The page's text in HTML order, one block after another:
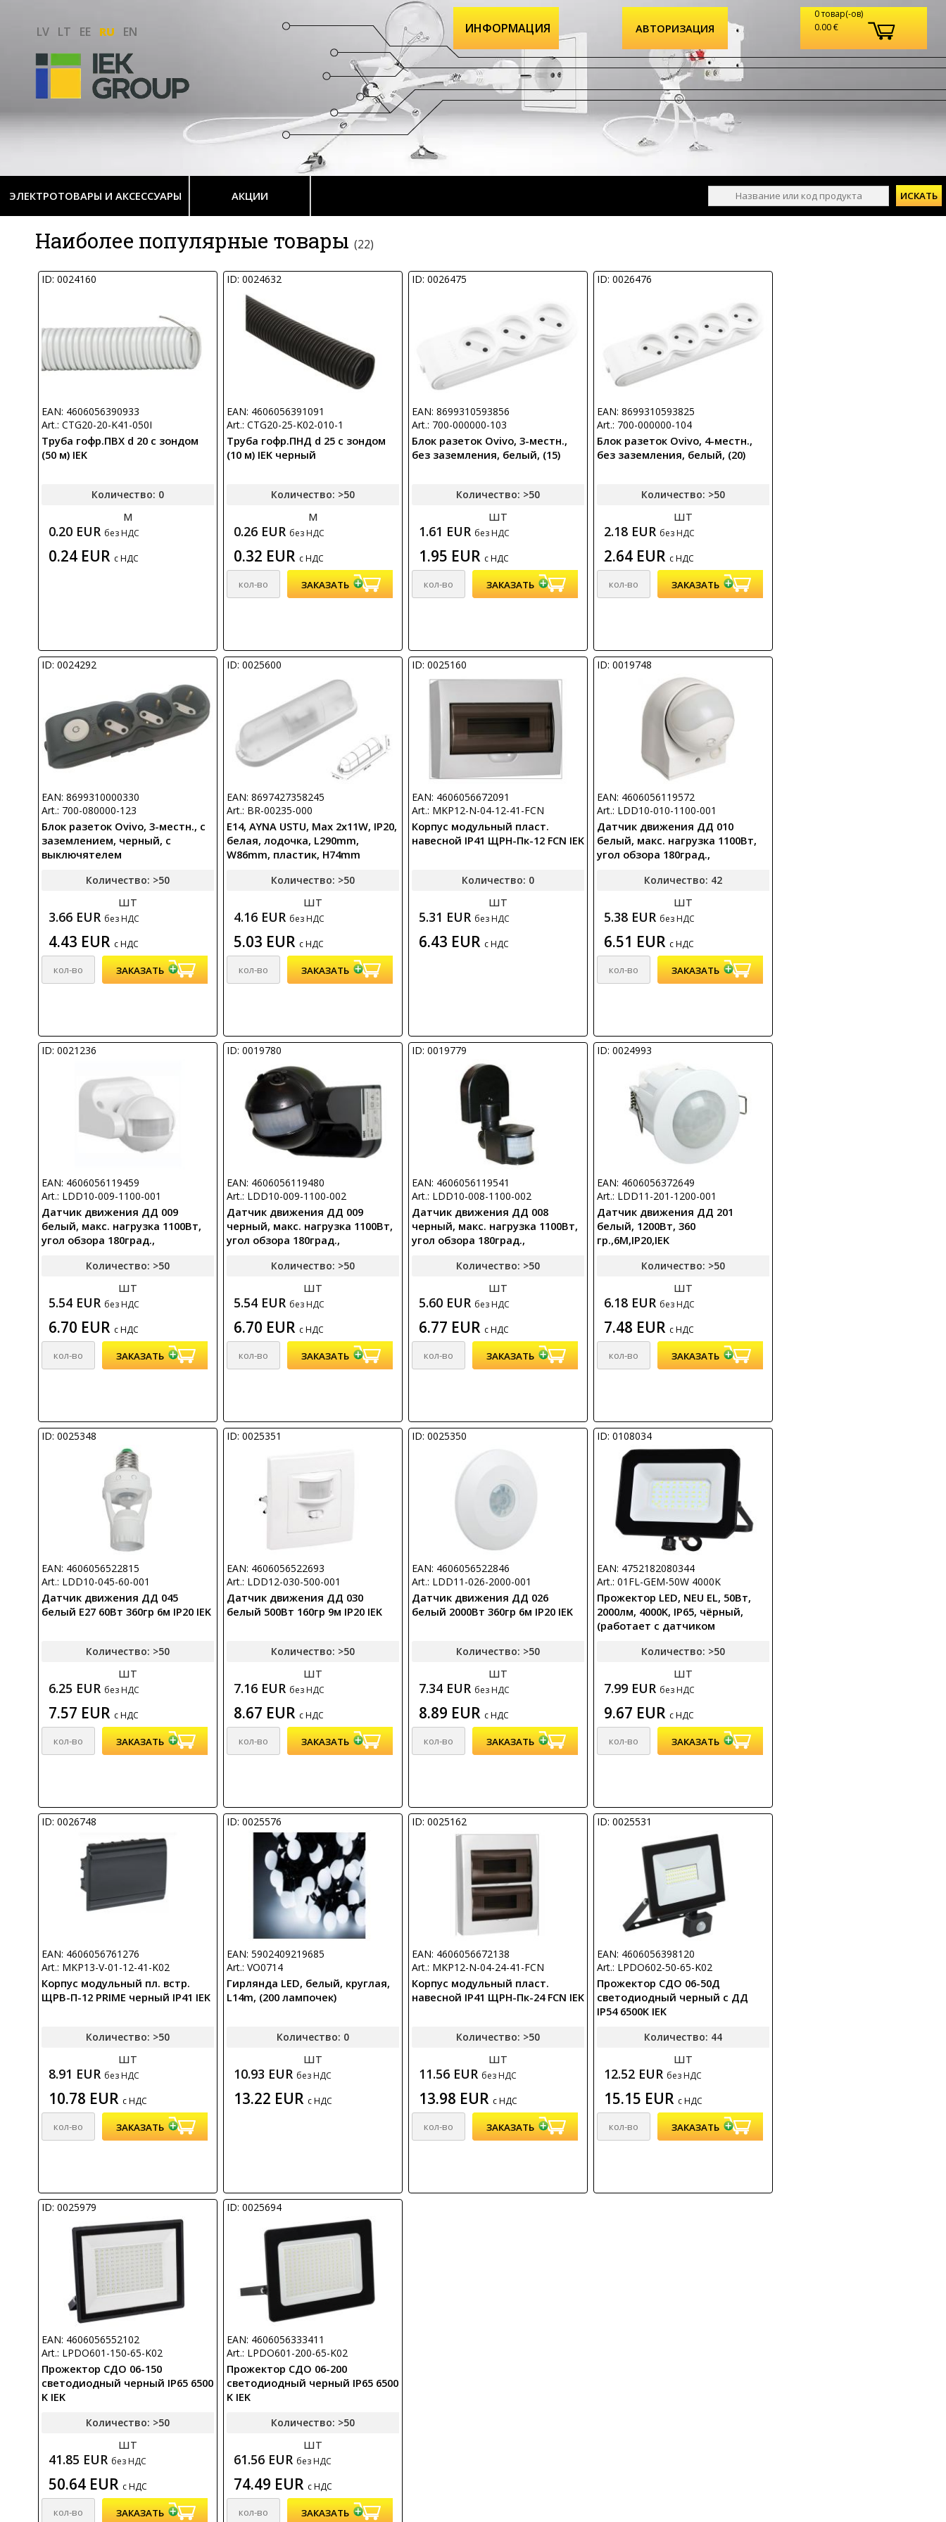
ИНФОРМАЦИЯ
0 товар(-ов)
0.00 €
АВТОРИЗАЦИЯ
LV LT EE RU EN
ЭЛЕКТРОТОВАРЫ И АКСЕССУАРЫ АКЦИИ
Наиболее популярные товары (22)
ID: 0024160
EAN: 4606056390933
Art.: CTG20-20-K41-050I
Труба гофр.ПВХ d 20 с зондом
(50 м) IEK
Количество: 0
м
0.20 EUR без НДС
0.24 EUR с НДС
ID: 0024632
EAN: 4606056391091
Art.: CTG20-25-K02-010-1
Труба гофр.ПНД d 25 с зондом
(10 м) IEK черный
Количество: >50
м
0.26 EUR без НДС
0.32 EUR с НДС
ID: 0026475
EAN: 8699310593856
Art.: 700-000000-103
Блок разеток Ovivo, 3-местн.,
без заземления, белый, (15)
Количество: >50
шт
1.61 EUR без НДС
1.95 EUR с НДС
ID: 0026476
EAN: 8699310593825
Art.: 700-000000-104
Блок разеток Ovivo, 4-местн.,
без заземления, белый, (20)
Количество: >50
шт
2.18 EUR без НДС
2.64 EUR с НДС
ID: 0024292
EAN: 8699310000330
Art.: 700-080000-123
Блок разеток Ovivo, 3-местн., с
заземлением, черный, с
выключятелем
Количество: >50
шт
3.66 EUR без НДС
4.43 EUR с НДС
ID: 0025600
EAN: 8697427358245
Art.: BR-00235-000
E14, AYNA USTU, Max 2x11W, IP20,
белая, лодочка, L290mm,
W86mm, пластик, H74mm
Количество: >50
шт
4.16 EUR без НДС
5.03 EUR с НДС
ID: 0025160
EAN: 4606056672091
Art.: MKP12-N-04-12-41-FCN
Корпус модульный пласт.
навесной IP41 ЩРН-Пк-12 FCN IEK
Количество: 0
шт
5.31 EUR без НДС
6.43 EUR с НДС
ID: 0019748
EAN: 4606056119572
Art.: LDD10-010-1100-001
Датчик движения ДД 010
белый, макс. нагрузка 1100Вт,
угол обзора 180град.,
Количество: 42
шт
5.38 EUR без НДС
6.51 EUR с НДС
ID: 0021236
EAN: 4606056119459
Art.: LDD10-009-1100-001
Датчик движения ДД 009
белый, макс. нагрузка 1100Вт,
угол обзора 180град.,
Количество: >50
шт
5.54 EUR без НДС
6.70 EUR с НДС
ID: 0019780
EAN: 4606056119480
Art.: LDD10-009-1100-002
Датчик движения ДД 009
черный, макс. нагрузка 1100Вт,
угол обзора 180град.,
Количество: >50
шт
5.54 EUR без НДС
6.70 EUR с НДС
ID: 0019779
EAN: 4606056119541
Art.: LDD10-008-1100-002
Датчик движения ДД 008
черный, макс. нагрузка 1100Вт,
угол обзора 180град.,
Количество: >50
шт
5.60 EUR без НДС
6.77 EUR с НДС
ID: 0024993
EAN: 4606056372649
Art.: LDD11-201-1200-001
Датчик движения ДД 201
белый, 1200Вт, 360
гр.,6М,IP20,IEK
Количество: >50
шт
6.18 EUR без НДС
7.48 EUR с НДС
ID: 0025348
EAN: 4606056522815
Art.: LDD10-045-60-001
Датчик движения ДД 045
белый E27 60Вт 360гр 6м IP20 IEK
Количество: >50
шт
6.25 EUR без НДС
7.57 EUR с НДС
ID: 0025351
EAN: 4606056522693
Art.: LDD12-030-500-001
Датчик движения ДД 030
белый 500Вт 160гр 9м IP20 IEK
Количество: >50
шт
7.16 EUR без НДС
8.67 EUR с НДС
ID: 0025350
EAN: 4606056522846
Art.: LDD11-026-2000-001
Датчик движения ДД 026
белый 2000Вт 360гр 6м IP20 IEK
Количество: >50
шт
7.34 EUR без НДС
8.89 EUR с НДС
ID: 0108034
EAN: 4752182080344
Art.: 01FL-GEM-50W 4000K
Прожектор LED, NEU EL, 50Вт,
2000лм, 4000K, IP65, чёрный,
(работает с датчиком
Количество: >50
шт
7.99 EUR без НДС
9.67 EUR с НДС
ID: 0026748
EAN: 4606056761276
Art.: MKP13-V-01-12-41-K02
Корпус модульный пл. встр.
ЩРВ-П-12 PRIME черный IP41 IEK
Количество: >50
шт
8.91 EUR без НДС
10.78 EUR с НДС
ID: 0025576
EAN: 5902409219685
Art.: VO0714
Гирлянда LED, белый, круглая,
L14m, (200 лампочек)
Количество: 0
шт
10.93 EUR без НДС
13.22 EUR с НДС
ID: 0025162
EAN: 4606056672138
Art.: MKP12-N-04-24-41-FCN
Корпус модульный пласт.
навесной IP41 ЩРН-Пк-24 FCN IEK
Количество: >50
шт
11.56 EUR без НДС
13.98 EUR с НДС
ID: 0025531
EAN: 4606056398120
Art.: LPDO602-50-65-K02
Прожектор СДО 06-50Д
светодиодный черный с ДД
IP54 6500K IEK
Количество: 44
шт
12.52 EUR без НДС
15.15 EUR с НДС
ID: 0025979
EAN: 4606056552102
Art.: LPDO601-150-65-K02
Прожектор СДО 06-150
светодиодный черный IP65 6500
K IEK
Количество: >50
шт
41.85 EUR без НДС
50.64 EUR с НДС
ID: 0025694
EAN: 4606056333411
Art.: LPDO601-200-65-K02
Прожектор СДО 06-200
светодиодный черный IP65 6500
K IEK
Количество: >50
шт
61.56 EUR без НДС
74.49 EUR с НДС